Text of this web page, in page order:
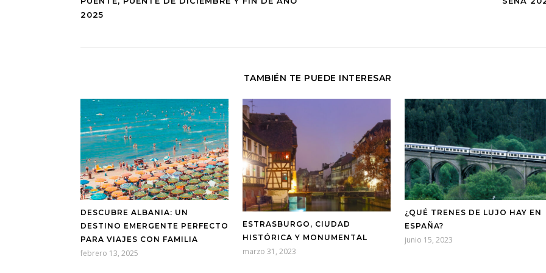
2025
TAMBIÉN TE PUEDE INTERESAR
DESCUBRE ALBANIA: UN
DESTINO EMERGENTE PERFECTO
PARA VIAJES CON FAMILIA
febrero 13, 2025
ESTRASBURGO, CIUDAD
HISTÓRICA Y MONUMENTAL
marzo 31, 2023
¿QUÉ TRENES DE LUJO HAY EN
ESPAÑA?
junio 15, 2023